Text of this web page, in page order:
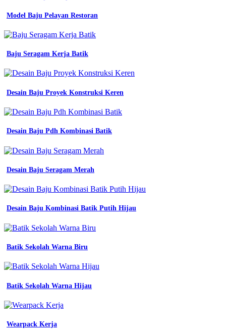
praktek
jurusan
smk
promo
jual
custom
baju
sekolah
Wearpack
2
pdh
atasan
bordir
jual
seragam
sekolah
wearpack
sekolah
atasan
shopee
kaos
sablon
pare
Model Baju Pelayan Restoran
Baju Seragam Kerja Batik
Desain Baju Proyek Konstruksi Keren
Desain Baju Pdh Kombinasi Batik
Desain Baju Seragam Merah
Desain Baju Kombinasi Batik Putih Hijau
Batik Sekolah Warna Biru
Batik Sekolah Warna Hijau
Wearpack Kerja